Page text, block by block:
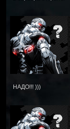
НАДО!!! )))